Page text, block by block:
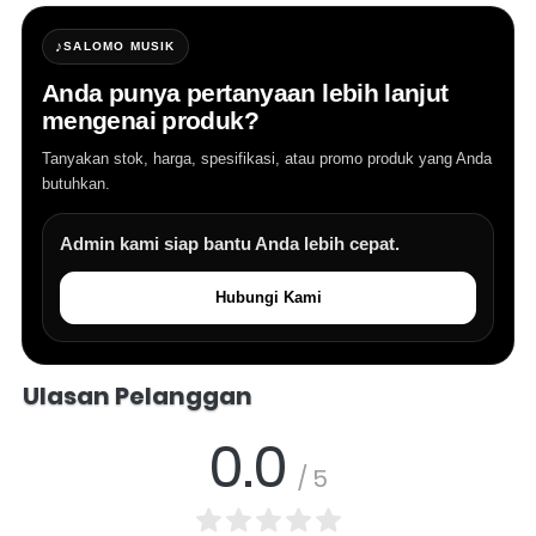
♪SALOMO MUSIK
Anda punya pertanyaan lebih lanjut
mengenai produk?
Tanyakan stok, harga, spesifikasi, atau promo produk yang Anda
butuhkan.
Admin kami siap bantu Anda lebih cepat.
Hubungi Kami
Ulasan Pelanggan
0.0 / 5